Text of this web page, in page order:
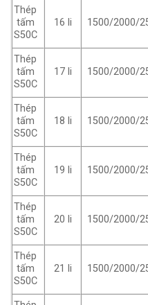
Thép
tấm
S50C
16 li 1500/2000/
Thép
tấm
S50C
17 li 1500/2000/
Thép
tấm
S50C
18 li 1500/2000/
Thép
tấm
S50C
19 li 1500/2000/
Thép
tấm
S50C
20 li 1500/2000/
Thép
tấm
S50C
21 li 1500/2000/